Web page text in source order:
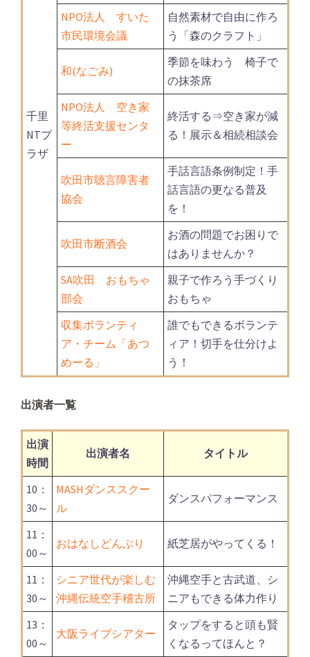
千里
NTプ
ラザ
NPO法人 すいた
市民環境会議
自然素材で自由に作ろ
う「森のクラフト」
和(なごみ)
季節を味わう 椅子で
の抹茶席
NPO法人 空き家
等終活支援センタ
ー
終活する⇒空き家が減
る！展示＆相続相談会
吹田市聴言障害者
協会
手話言語条例制定！手
話言語の更なる普及
を！
吹田市断酒会
お酒の問題でお困りで
はありませんか？
SA吹田 おもちゃ
部会
親子で作ろう手づくり
おもちゃ
収集ボランティ
ア・チーム「あつ
めーる」
誰でもできるボランテ
ィア！切手を仕分けよ
う！
出演者一覧
出演
時間
出演者名 タイトル
10：
30～
MASHダンススクー
ル
ダンスパフォーマンス
11：
00～
おはなしどんぶり 紙芝居がやってくる！
11：
30～
シニア世代が楽しむ
沖縄伝統空手稽古所
沖縄空手と古武道、シ
ニアもできる体力作り
13：
00～
大阪ライブシアター
タップをすると頭も賢
くなるってほんと？